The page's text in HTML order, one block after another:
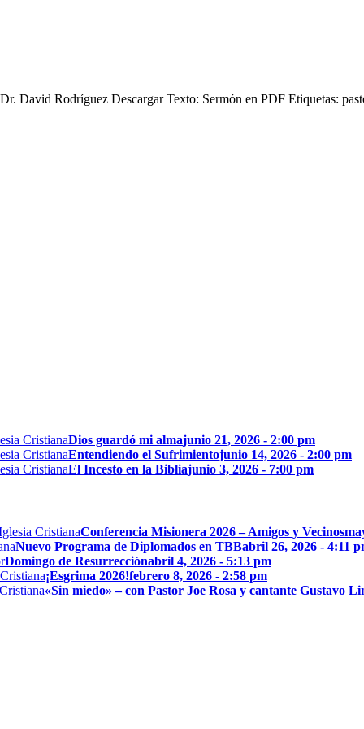
David Rodríguez Descargar Texto: Sermón en PDF Etiquetas:
Dios guardó mi almajunio 21, 2026 - 2:00 pm
Entendiendo el Sufrimientojunio 14, 2026 - 2:00 pm
El Incesto en la Bibliajunio 3, 2026 - 7:00 pm
Conferencia Misionera 2026 – Amigos y Vecinos
Nuevo Programa de Diplomados en TBBabril 26, 2026 - 4:11
Domingo de Resurrecciónabril 4, 2026 - 5:13 pm
¡Esgrima 2026!febrero 8, 2026 - 2:58 pm
«Sin miedo» – con Pastor Joe Rosa y cantante Gustavo